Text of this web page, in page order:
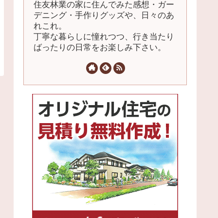
住友林業の家に住んでみた感想・ガー
デニング・手作りグッズや、日々のあ
れこれ。
丁寧な暮らしに憧れつつ、行き当たり
ばったりの日常をお楽しみ下さい。